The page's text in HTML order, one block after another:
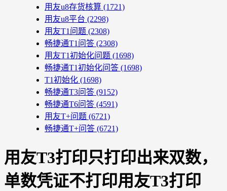
用友u8存货核算 (1721)
用友u8平台 (2298)
用友T1问题 (2308)
畅捷通T1问答 (2308)
用友T1初始化问题 (1698)
畅捷通T1初始化问答 (1698)
T1初始化 (1698)
畅捷通T3问答 (9152)
畅捷通T6问答 (4591)
用友T+问题 (6721)
畅捷通T+问答 (6721)
用友T3打印只打印出来双数，
单数凭证不打印用友T3打印